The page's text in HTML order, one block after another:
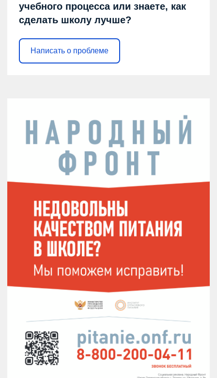
учебного процесса или знаете, как
сделать школу лучше?
Написать о проблеме